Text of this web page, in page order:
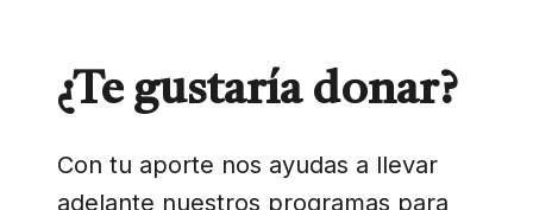
¿Te gustaría donar?
Con tu aporte nos ayudas a llevar
adelante nuestros programas para